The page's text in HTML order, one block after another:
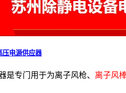
压电源供应器
是专门用于为离子风枪、 离子风